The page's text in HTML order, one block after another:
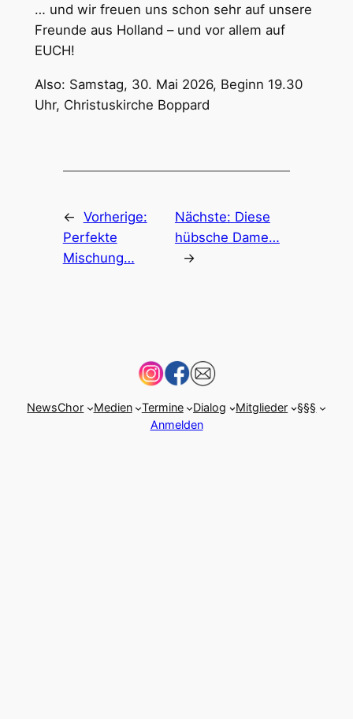
… und wir freuen uns schon sehr auf unsere
Freunde aus Holland – und vor allem auf
EUCH!
Also: Samstag, 30. Mai 2026, Beginn 19.30
Uhr, Christuskirche Boppard
← Vorherige:
Perfekte
Mischung…
Nächste: Diese
hübsche Dame…
→
NewsChor Medien Termine Dialog Mitglieder
§§§
Anmelden